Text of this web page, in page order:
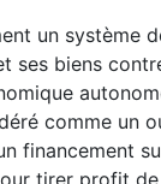
un
ses biens
comme un
financement
tirer profit